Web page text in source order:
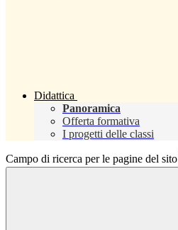
Didattica
Panoramica
Offerta formativa
I progetti delle classi
Campo di ricerca per le pagine del sito